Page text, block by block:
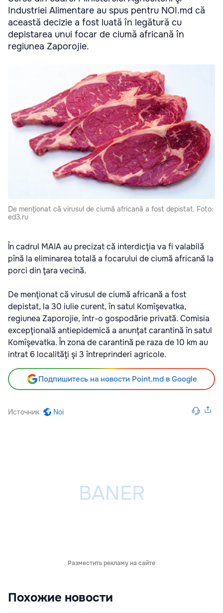
Industriei Alimentare au spus pentru NOI.md că
această decizie a fost luată în legătură cu
depistarea unui focar de ciumă africană în
regiunea Zaporojie.
De menţionat că virusul de ciumă africană a fost depistat. Foto:
ed3.ru
În cadrul MAIA au precizat că interdicţia va fi valabilă
pînă la eliminarea totală a focarului de ciumă africană la
porci din ţara vecină.
De menţionat că virusul de ciumă africană a fost
depistat, la 30 iulie curent, în satul Komîşevatka,
regiunea Zaporojie, într-o gospodărie privată. Comisia
excepţională antiepidemică a anunţat carantină în satul
Komîşevatka. În zona de carantină pe raza de 10 km au
intrat 6 localităţi şi 3 întreprinderi agricole.
Подпишитесь на новости Point.md в Google
Источник Noi
Разместить рекламу на сайте
Похожие новости